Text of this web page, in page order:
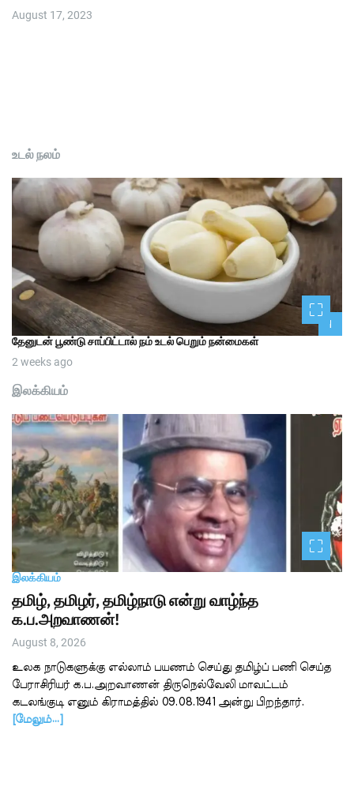
August 17, 2023
உடல் நலம்
1
தேனுடன் பூண்டு சாப்பிட்டால் நம் உடல் பெறும் நன்மைகள்
2 weeks ago
இலக்கியம்
இலக்கியம்
தமிழ், தமிழர், தமிழ்நாடு என்று வாழ்ந்த
க.ப.அறவாணன்!
August 8, 2026
உலக நாடுகளுக்கு எல்லாம் பயணம் செய்து தமிழ்ப் பணி செய்த
பேராசிரியர் க.ப.அறவாணன் திருநெல்வேலி மாவட்டம்
கடலங்குடி எனும் கிராமத்தில் 09.08.1941 அன்று பிறந்தார்.
[மேலும்…]